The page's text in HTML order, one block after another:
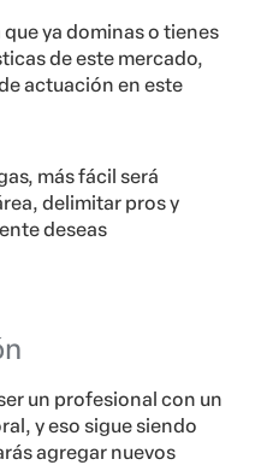
que ya dominaso tienes
de este mercado,
actuación en este
más fácil será
delimitar pros y
deseas
un profesional con un
y eso sigue siendo
agregar nuevos